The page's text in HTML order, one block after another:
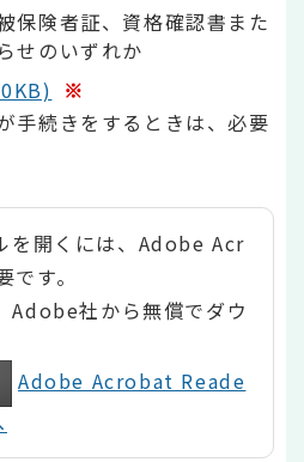
保険者証、資格確認書また
せのいずれか
※
手続きをするときは、必要
を開くには、Adobe Acr
す。
Adobe社から無償でダウ
Adobe Acrobat Reade